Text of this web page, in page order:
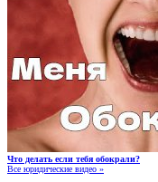
Что делать если тебя обокрали?
Все юридические видео »